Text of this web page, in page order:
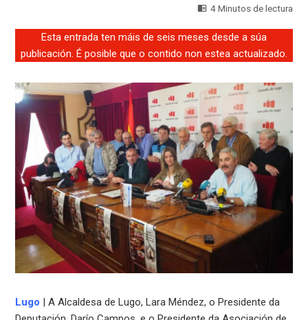
4 Minutos de lectura
Esta entrada ten máis de seis meses desde a súa
publicación. É posible que o contido non estea actualizado.
Lugo | A Alcaldesa de Lugo, Lara Méndez, o Presidente da